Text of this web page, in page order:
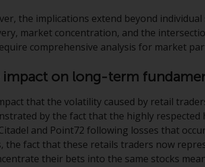
the implications extend beyond
market concentration, and the
comprehensive analysis for market
impact on long-term
that the volatility caused by retail
by the fact that the highly
and Point72 following losses that
the fact that these retails traders now
their bets into the same stocks